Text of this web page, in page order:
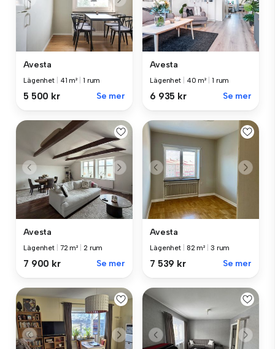
Avesta
Lägenhet 41 m² 1 rum
5 500 kr Se mer
Avesta
Lägenhet 40 m² 1 rum
6 935 kr Se mer
Avesta
Lägenhet 72 m² 2 rum
7 900 kr Se mer
Avesta
Lägenhet 82 m² 3 rum
7 539 kr Se mer